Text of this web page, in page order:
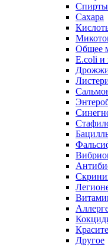
Спирты
Сахара
Общее
E.coli и
Другое